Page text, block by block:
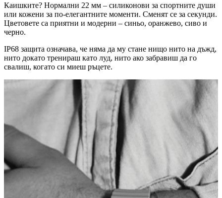
Каишките? Нормални 22 мм – силиконови за спортните души
или кожени за по-елегантните моменти. Сменят се за секунди.
Цветовете са приятни и модерни – синьо, оранжево, сиво и
черно.
IP68 защита означава, че няма да му стане нищо нито на дъжд,
нито докато тренираш като луд, нито ако забравиш да го
свалиш, когато си миеш ръцете.